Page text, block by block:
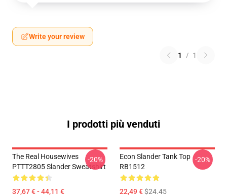
Write your review
1 / 1
I prodotti più venduti
The Real Housewives
PTTT2805 Slander Sweatshirt
37,67 € - 44,11 €
-20%
Econ Slander Tank Top
RB1512
22,49 €$24.45
-20%